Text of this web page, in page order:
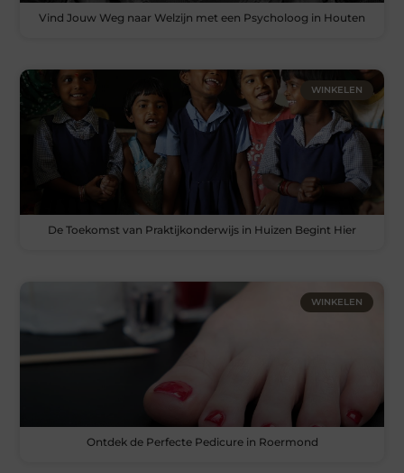
Vind Jouw Weg naar Welzijn met een Psycholoog in Houten
WINKELEN
De Toekomst van Praktijkonderwijs in Huizen Begint Hier
WINKELEN
Ontdek de Perfecte Pedicure in Roermond